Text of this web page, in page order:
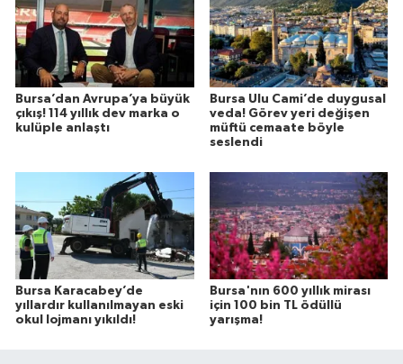
Bursa’dan Avrupa’ya büyük
çıkış! 114 yıllık dev marka o
kulüple anlaştı
Bursa Ulu Cami’de duygusal
veda! Görev yeri değişen
müftü cemaate böyle
seslendi
Bursa Karacabey’de
yıllardır kullanılmayan eski
okul lojmanı yıkıldı!
Bursa'nın 600 yıllık mirası
için 100 bin TL ödüllü
yarışma!